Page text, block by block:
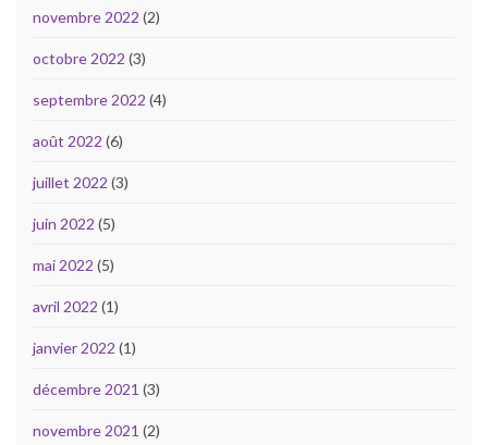
novembre 2022 (2)
octobre 2022 (3)
septembre 2022 (4)
août 2022 (6)
juillet 2022 (3)
juin 2022 (5)
mai 2022 (5)
avril 2022 (1)
janvier 2022 (1)
décembre 2021 (3)
novembre 2021 (2)